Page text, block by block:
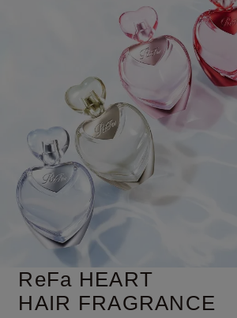
ReFa HEART
HAIR FRAGRANCE